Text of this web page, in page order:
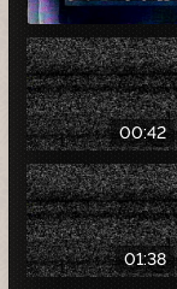
00:42
01:38